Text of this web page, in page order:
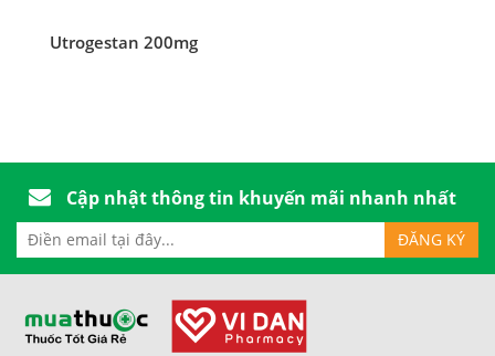
Utrogestan 200mg
Cập nhật thông tin khuyến mãi nhanh nhất